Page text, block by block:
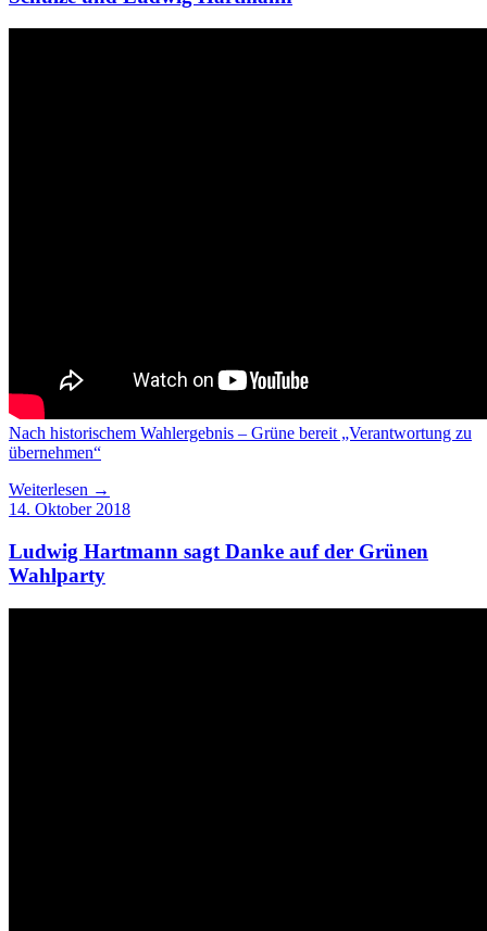
Nach historischem Wahlergebnis – Grüne bereit „Verantwortung zu
übernehmen“
Weiterlesen →
14. Oktober 2018
Ludwig Hartmann sagt Danke auf der Grünen
Wahlparty